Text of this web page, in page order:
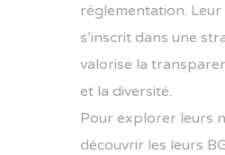
réglementation.
s’inscrit dans une
valorise la
et la diversité.
Pour explorer leurs
découvrir les leurs